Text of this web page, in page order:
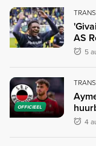
AS
5
OFFICIEEL
4